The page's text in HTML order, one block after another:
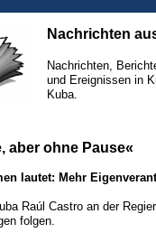
Nachrichten
Nachrichten,
und Ereignissen in
Kuba.
aber ohne Pause«
lautet: Mehr
Raúl Castro an der
folgen.